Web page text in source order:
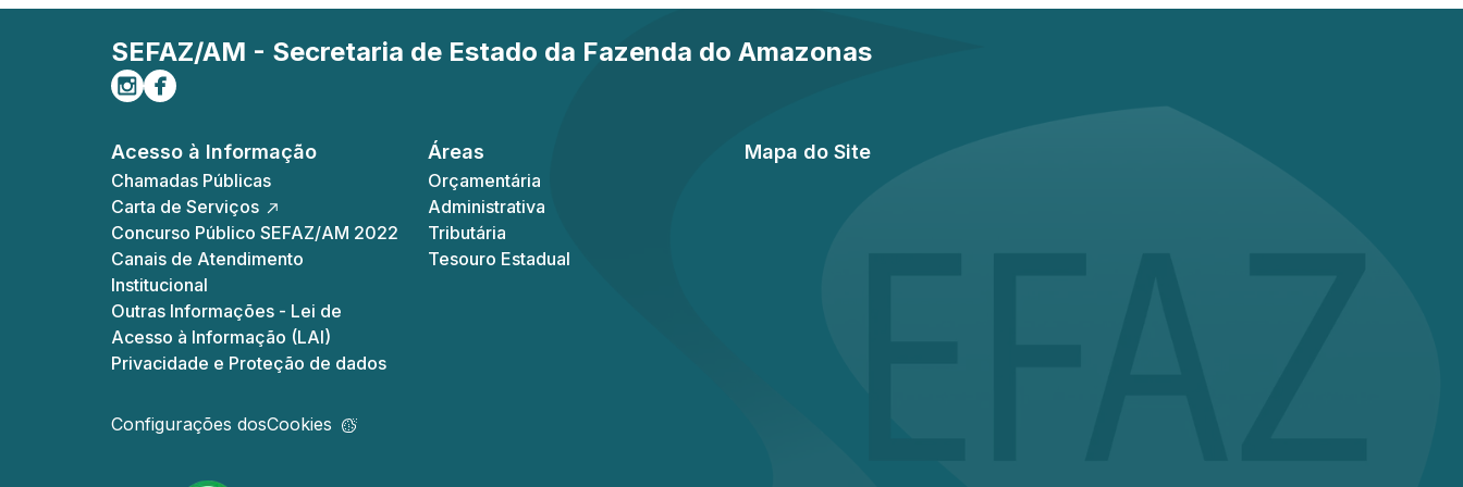
SEFAZ/AM - Secretaria de Estado da Fazenda do Amazonas
Siga-nos no Instagram
Curta-nos no Facebook
Acesso à Informação
Chamadas Públicas
Carta de Serviços
Concurso Público SEFAZ/AM 2022
Canais de Atendimento
Institucional
Outras Informações - Lei de
Acesso à Informação (LAI)
Privacidade e Proteção de dados
Áreas
Orçamentária
Administrativa
Tributária
Tesouro Estadual
Mapa do Site
Configurações dosCookies